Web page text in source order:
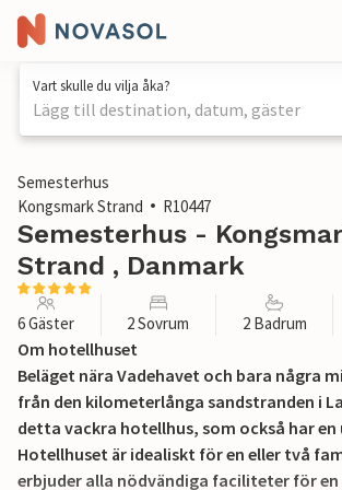
Vart skulle du vilja åka?
Lägg till destination, datum, gäster
1 / 30
Semesterhus
Kongsmark Strand
R10447
Semesterhus -
Strand , Danmark
6 Gäster 2 Sovrum 2 Badrum
Om hotellhuset
Beläget nära Vadehavet och bara några
från den kilometerlånga sandstranden i
detta vackra hotellhus, som också har
Hotellhuset är idealiskt för en eller två
erbjuder alla nödvändiga faciliteter för en